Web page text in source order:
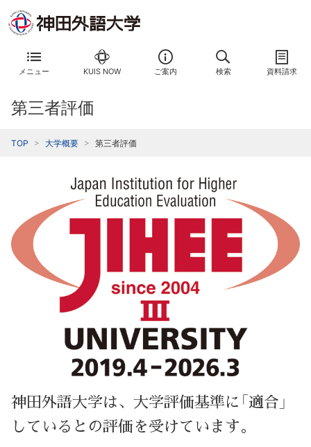
メニュー KUIS NOW ご案内 検索 資料請求
第三者評価
TOP 大学概要 第三者評価
神田外語大学は、大学評価基準に「適合」
しているとの評価を受けています。